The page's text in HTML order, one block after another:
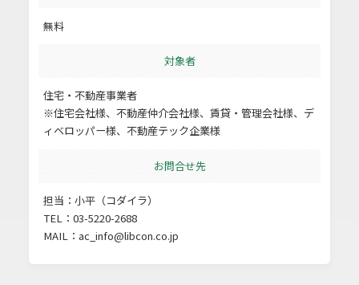
無料
対象者
住宅・不動産事業者
※住宅会社様、不動産仲介会社様、賃貸・管理会社様、デ
ィベロッパー様、不動産テック企業様
お問合せ先
担当：小平（コダイラ）
TEL：03-5220-2688
MAIL： ac_info@libcon.co.jp